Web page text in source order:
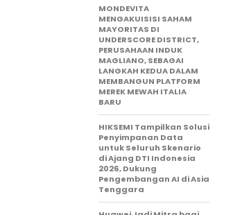
MONDEVITA
MENGAKUISISI SAHAM
MAYORITAS DI
UNDERSCORE DISTRICT,
PERUSAHAAN INDUK
MAGLIANO, SEBAGAI
LANGKAH KEDUA DALAM
MEMBANGUN PLATFORM
MEREK MEWAH ITALIA
BARU
HIKSEMI Tampilkan Solusi
Penyimpanan Data
untuk Seluruh Skenario
di Ajang DTI Indonesia
2026, Dukung
Pengembangan AI di Asia
Tenggara